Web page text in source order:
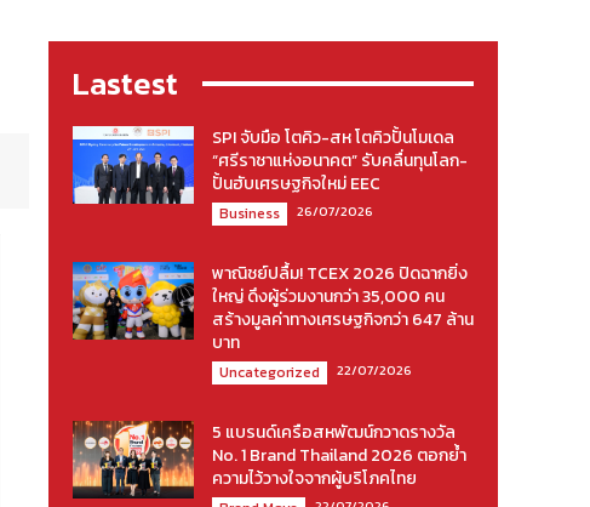
Lastest
SPI จับมือ โตคิว-สห โตคิวปั้นโมเดล
“ศรีราชาแห่งอนาคต” รับคลื่นทุนโลก-
ปั้นฮับเศรษฐกิจใหม่ EEC
Business 26/07/2026
พาณิชย์ปลื้ม! TCEX 2026 ปิดฉากยิ่ง
ใหญ่ ดึงผู้ร่วมงานกว่า 35,000 คน
สร้างมูลค่าทางเศรษฐกิจกว่า 647 ล้าน
บาท
Uncategorized 22/07/2026
5 แบรนด์เครือสหพัฒน์กวาดรางวัล
No. 1 Brand Thailand 2026 ตอกย้ำ
ความไว้วางใจจากผู้บริโภคไทย